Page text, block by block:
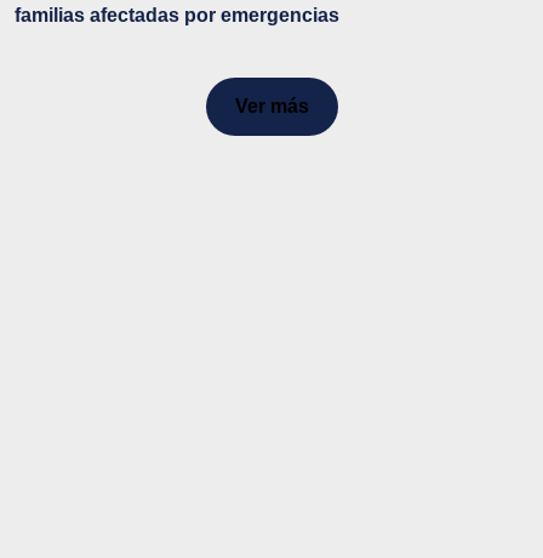
familias afectadas por emergencias
Ver más